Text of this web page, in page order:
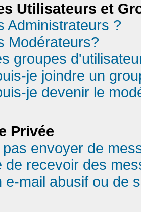
Utilisateurs et
Administrateurs ?
Modérateurs?
groupes
je joindre un
je devenir le
Privée
envoyer de
de recevoir des
e-mail abusif ou de